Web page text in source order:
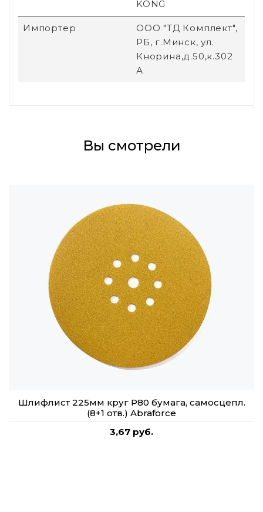
KONG
Импортер
ООО "ТД Комплект",
РБ, г.Минск, ул.
Кнорина,д.50,к.302
А
Вы смотрели
Шлифлист 225мм круг P80 бумага, самосцепл.
(8+1 отв.) Abraforce
3,67 руб.